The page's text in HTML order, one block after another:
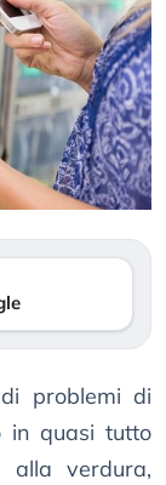
problemi di
in quasi tutto
alla verdura,